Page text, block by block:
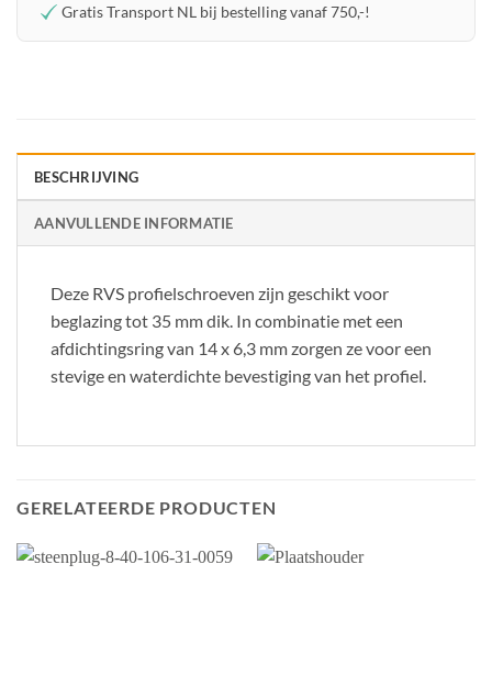
Gratis Transport NL bij bestelling vanaf 750,-!
BESCHRIJVING
AANVULLENDE INFORMATIE
Deze RVS profielschroeven zijn geschikt voor
beglazing tot 35 mm dik. In combinatie met een
afdichtingsring van 14 x 6,3 mm zorgen ze voor een
stevige en waterdichte bevestiging van het profiel.
GERELATEERDE PRODUCTEN